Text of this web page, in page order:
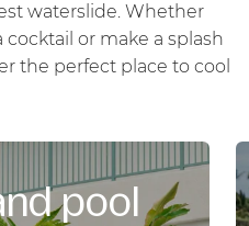
waterslide. Whether
or make a splash
the perfect place to cool
pool